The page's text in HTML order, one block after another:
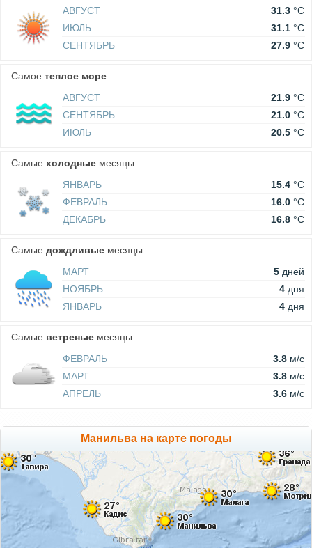
АВГУСТ
31.3 °C
ИЮЛЬ
31.1 °C
СЕНТЯБРЬ
27.9 °C
Самое теплое море:
АВГУСТ
21.9 °C
СЕНТЯБРЬ
21.0 °C
ИЮЛЬ
20.5 °C
Самые холодные месяцы:
ЯНВАРЬ
15.4 °C
ФЕВРАЛЬ
16.0 °C
ДЕКАБРЬ
16.8 °C
Самые дождливые месяцы:
МАРТ
5 дней
НОЯБРЬ
4 дня
ЯНВАРЬ
4 дня
Самые ветреные месяцы:
ФЕВРАЛЬ
3.8 м/c
МАРТ
3.8 м/c
АПРЕЛЬ
3.6 м/c
Манильва на карте погоды